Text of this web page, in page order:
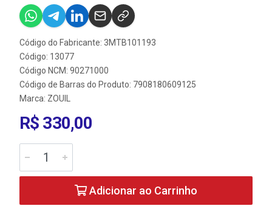
Código do Fabricante: 3MTB101193
Código: 13077
Código NCM: 90271000
Código de Barras do Produto: 7908180609125
Marca: ZOUIL
R$ 330,00
Adicionar ao Carrinho